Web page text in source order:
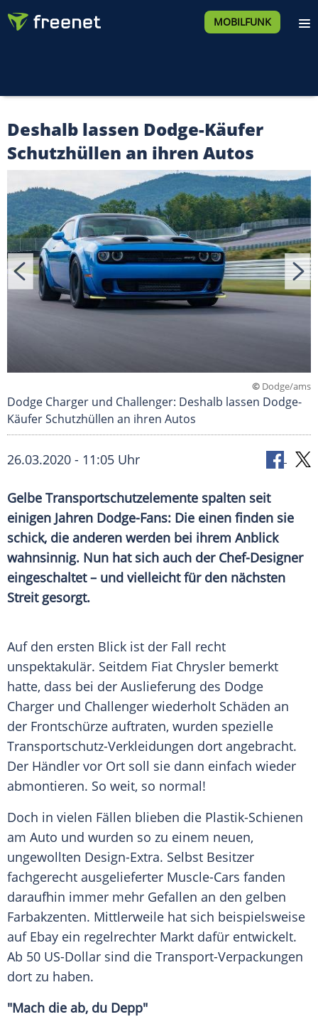
MOBILFUNK
Deshalb lassen Dodge-Käufer
Schutzhüllen an ihren Autos
© Dodge/ams
Dodge Charger und Challenger: Deshalb lassen Dodge-
Käufer Schutzhüllen an ihren Autos
26.03.2020 - 11:05 Uhr
Gelbe Transportschutzelemente spalten seit
einigen Jahren Dodge-Fans: Die einen finden sie
schick, die anderen werden bei ihrem Anblick
wahnsinnig. Nun hat sich auch der Chef-Designer
eingeschaltet – und vielleicht für den nächsten
Streit gesorgt.
Auf den ersten Blick ist der Fall recht
unspektakulär. Seitdem Fiat Chrysler bemerkt
hatte, dass bei der Auslieferung des Dodge
Charger und Challenger wiederholt Schäden an
der Frontschürze auftraten, wurden spezielle
Transportschutz-Verkleidungen dort angebracht.
Der Händler vor Ort soll sie dann einfach wieder
abmontieren. So weit, so normal!
Doch in vielen Fällen blieben die Plastik-Schienen
am Auto und wurden so zu einem neuen,
ungewollten Design-Extra. Selbst Besitzer
fachgerecht ausgelieferter Muscle-Cars fanden
daraufhin immer mehr Gefallen an den gelben
Farbakzenten. Mittlerweile hat sich beispielsweise
auf Ebay ein regelrechter Markt dafür entwickelt.
Ab 50 US-Dollar sind die Transport-Verpackungen
dort zu haben.
"Mach die ab, du Depp"